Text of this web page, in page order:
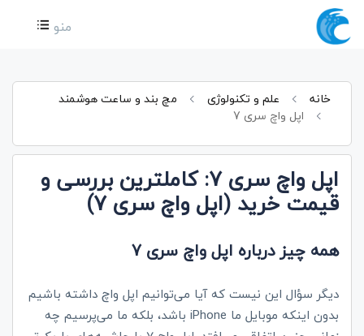
منو
خانه علم و تکنولوژی
مچ بند و ساعت هوشمند
اپل واچ سری 7
اپل واچ سری 7: کاملترین بررسی و
قیمت خرید (اپل واچ سری 7)
همه چیز درباره اپل واچ سری 7
دیگر سؤال این نیست که آیا می‌توانیم اپل واچ داشته باشیم
بدون اینکه موبایل ما iPhone باشد، بلکه ما می‌پرسیم چه